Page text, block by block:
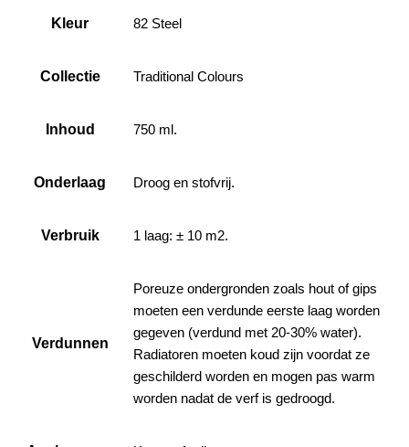
Kleur 82 Steel
Collectie Traditional Colours
Inhoud 750 ml.
Onderlaag Droog en stofvrij.
Verbruik 1 laag: ± 10 m2.
Verdunnen
Poreuze ondergronden zoals hout of gips
moeten een verdunde eerste laag worden
gegeven (verdund met 20-30% water).
Radiatoren moeten koud zijn voordat ze
geschilderd worden en mogen pas warm
worden nadat de verf is gedroogd.